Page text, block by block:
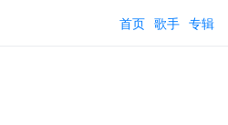
首页 歌手 专辑